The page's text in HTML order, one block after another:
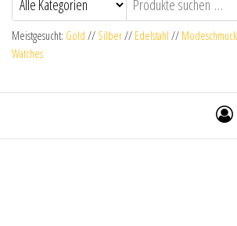
Meistgesucht: Gold // Silber// Edelstahl // Modeschmuck
Watches